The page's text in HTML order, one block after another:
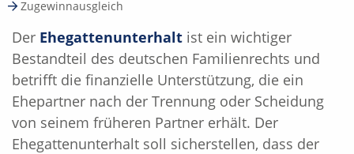
Zugewinnausgleich
Der Ehegattenunterhalt ist ein wichtiger
Bestandteil des deutschen Familienrechts und
betrifft die finanzielle Unterstützung, die ein
Ehepartner nach der Trennung oder Scheidung
von seinem früheren Partner erhält. Der
Ehegattenunterhalt soll sicherstellen, dass der